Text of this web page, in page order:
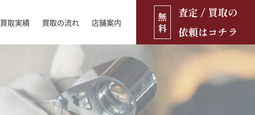
古銭・古紙幣
古いおもちゃ・人形 遺品買取
ブランド品 食器
買取実績 買取の流れ 店舗案内
店舗ブログ お役立ち情報
無
料
査定 / 買取の
依頼はコチラ